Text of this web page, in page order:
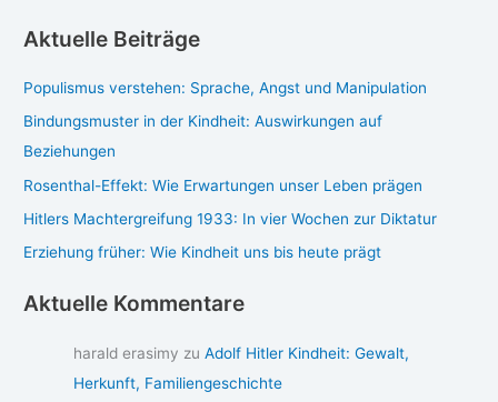
Aktuelle Beiträge
Populismus verstehen: Sprache, Angst und Manipulation
Bindungsmuster in der Kindheit: Auswirkungen auf
Beziehungen
Rosenthal-Effekt: Wie Erwartungen unser Leben prägen
Hitlers Machtergreifung 1933: In vier Wochen zur Diktatur
Erziehung früher: Wie Kindheit uns bis heute prägt
Aktuelle Kommentare
harald erasimy zu Adolf Hitler Kindheit: Gewalt,
Herkunft, Familiengeschichte